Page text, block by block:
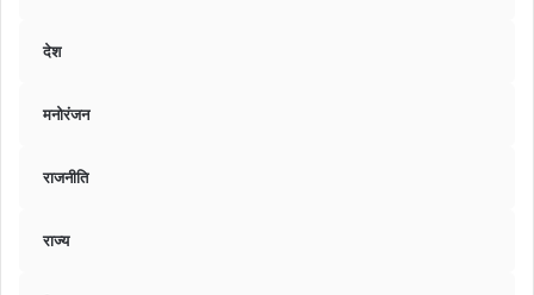
देश
मनोरंजन
राजनीति
राज्य